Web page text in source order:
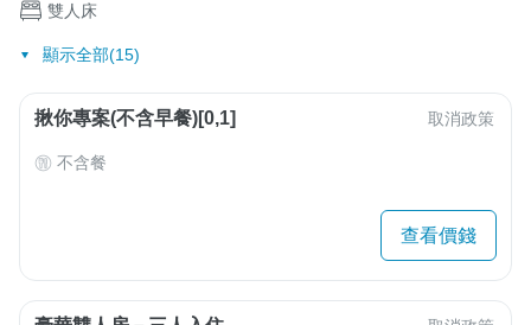
雙人床
顯示全部(15)
揪你專案(不含早餐)[0,1] 取消政策
不含餐
查看價錢